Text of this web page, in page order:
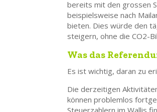
bereits mit den grossen
beispielsweise nach
bieten. Dies würde den
steigern, ohne die CO2-
Was das
Es ist wichtig, daran zu
Die derzeitigen
können problemlos